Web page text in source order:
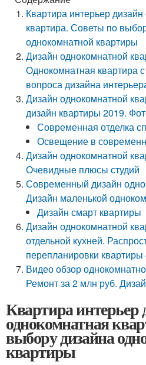
Квартира интерьер
квартира. Советы по
однокомнатной квартиры
Дизайн однокомнатной
Однокомнатная квартира
вопроса дизайна
Дизайн однокомнатной
дизайн квартиры 2019.
Современная отделка
Освещение в
Дизайн однокомнатной
Очевидные плюсы студий
Современный дизайн
Дизайн маленькой
Дизайн смарт квартиры
Дизайн однокомнатной
отдельной кухней.
перепланировки квартиры
Видео обзор
Ремонт за 2 млн руб.
Квартира интерьер
однокомнатная
выбору дизайна
квартиры